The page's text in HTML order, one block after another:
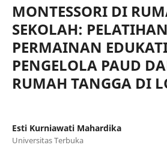
MONTESSORI DI
SEKOLAH: PELATIHAN
PERMAINAN
PENGELOLA PAUD
RUMAH TANGGA DI
Esti Kurniawati Mahardika
Universitas Terbuka